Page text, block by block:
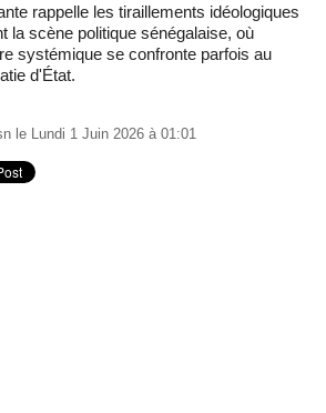
rappelle les tiraillements idéologiques
la scène politique sénégalaise, où
systémique se confronte parfois au
d'État.
le Lundi 1 Juin 2026 à 01:01